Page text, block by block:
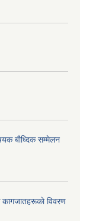
बाैध्दिक सम्मेलन
विवरण